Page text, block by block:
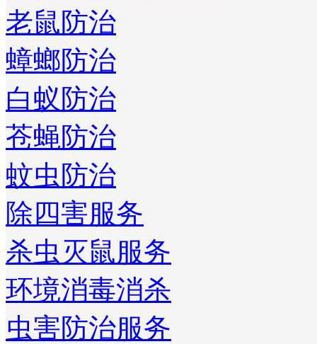
老鼠防治
蟑螂防治
白蚁防治
苍蝇防治
蚊虫防治
除四害服务
杀虫灭鼠服务
环境消毒消杀
虫害防治服务